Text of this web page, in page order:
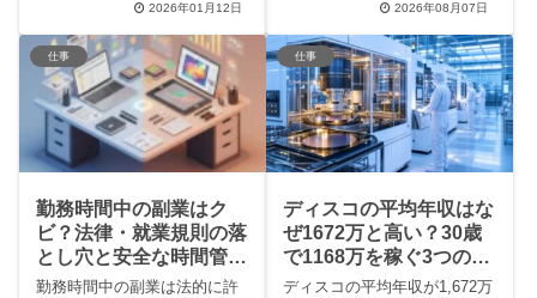
説します。 関連する背景や注
意点もあわせて確認でき、初
めて調べる人でも全体像をつ
かみやすい内容です。
2026年01月12日
働制（F-PRO）の評判や主要
子会社の年収比較、離職率な
どの働きやすさも網羅。この
記事を読めば、同社のリアル
な待遇やキャリアパスがすべ
て分かります。
2026年08月07日
仕事
勤務時間中の副業はク
ビ？法律・就業規則の落
とし穴と安全な時間管理
術
勤務時間中の副業は法的に許
仕事
ディスコの平均年収はな
ぜ1672万と高い？30歳
で1168万を稼ぐ3つの理
由
ディスコの平均年収が1,672万